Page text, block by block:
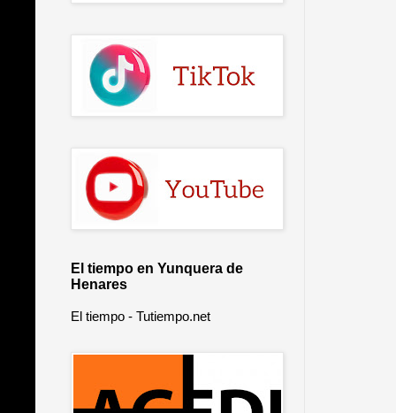
El tiempo en Yunquera de
Henares
El tiempo - Tutiempo.net